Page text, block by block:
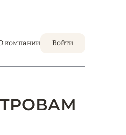
компании Войти